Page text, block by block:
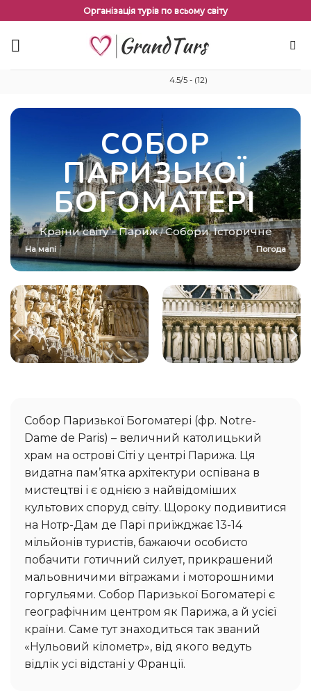
змісту
Організація турів по всьому світу
4.5/5 - (12)
СОБОР
ПАРИЗЬКОЇ
БОГОМАТЕРІ
Країни світу-Париж / Собори,Історичне
На мапі Погода
Собор Паризької Богоматері (фр. Notre-
Dame de Paris) – величний католицький
храм на острові Сіті у центрі Парижа. Ця
видатна пам’ятка архітектури оспівана в
мистецтві і є однією з найвідоміших
культових споруд світу. Щороку подивитися
на Нотр-Дам де Парі приїжджає 13-14
мільйонів туристів, бажаючи особисто
побачити готичний силует, прикрашений
мальовничими вітражами і моторошними
горгульями. Собор Паризької Богоматері є
географічним центром як Парижа, а й усієї
країни. Саме тут знаходиться так званий
«Нульовий кілометр», від якого ведуть
відлік усі відстані у Франції.